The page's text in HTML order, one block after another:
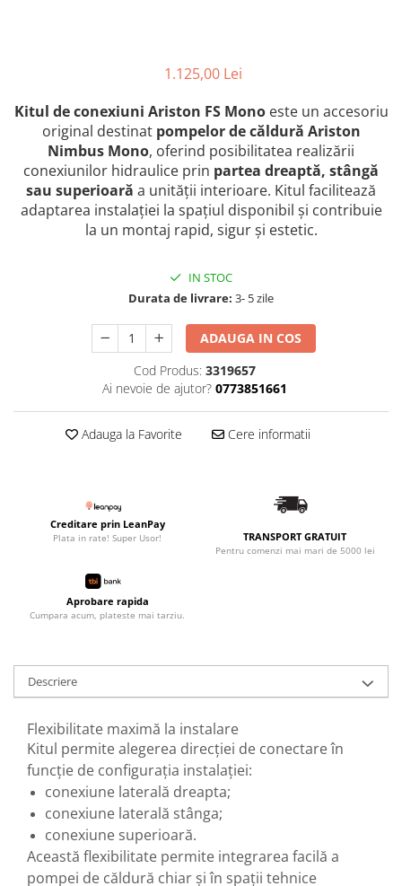
1.125,00 Lei
Kitul de conexiuni Ariston FS Monoeste un accesoriu
original destinat pompelor de căldură Ariston
Nimbus Mono, oferind posibilitatea realizării
conexiunilor hidraulice prin partea dreaptă, stângă
sau superioară a unității interioare. Kitul facilitează
adaptarea instalației la spațiul disponibil și contribuie
la un montaj rapid, sigur și estetic.
IN STOC
Durata de livrare: 3- 5 zile
ADAUGA IN COS
Cod Produs: 3319657
Ai nevoie de ajutor? 0773851661
Adauga la Favorite Cere informatii
Creditare prin LeanPay
Plata in rate! Super Usor! TRANSPORT GRATUIT
Pentru comenzi mai mari de 5000 lei
Aprobare rapida
Cumpara acum, plateste mai tarziu.
Descriere
Flexibilitate maximă la instalare
Kitul permite alegerea direcției de conectare în
funcție de configurația instalației:
conexiune laterală dreapta;
conexiune laterală stânga;
conexiune superioară.
Această flexibilitate permite integrarea facilă a
pompei de căldură chiar și în spații tehnice